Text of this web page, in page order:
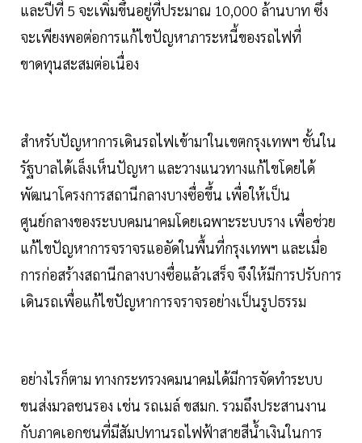
และปีที่ 5 จะเพิ่มขึ้นอยู่ที่ประมาณ 10,000 ล้านบาท ซึ่ง
จะเพียงพอต่อการแก้ไขปัญหาภาระหนี้ของรถไฟที่
ขาดทุนสะสมต่อเนื่อง
สำหรับปัญหาการเดินรถไฟเข้ามาในเขตกรุงเทพฯ ชั้นใน
รัฐบาลได้เล็งเห็นปัญหา และวางแนวทางแก้ไขโดยได้
พัฒนาโครงการสถานีกลางบางซื่อขึ้น เพื่อให้เป็น
ศูนย์กลางของระบบคมนาคมโดยเฉพาะระบบราง เพื่อช่วย
แก้ไขปัญหาการจราจรแออัดในพื้นที่กรุงเทพฯ และเมื่อ
การก่อสร้างสถานีกลางบางซื่อแล้วเสร็จ จึงให้มีการปรับการ
เดินรถเพื่อแก้ไขปัญหาการจราจรอย่างเป็นรูปธรรม
อย่างไรก็ตาม ทางกระทรวงคมนาคมได้มีการจัดทำระบบ
ขนส่งมวลชนรอง เช่น รถเมล์ ขสมก. รวมถึงประสานงาน
กับภาคเอกชนที่มีสัมปทานรถไฟฟ้าสายสีน้ำเงินในการ